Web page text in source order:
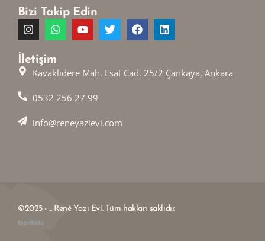
Bizi Takip Edin
İletişim
Kavaklıdere Mah. Esat Cad. 25/2 Çankaya, Ankara
0532 256 27 99
info@reneyazievi.com
©2025 - ... René Yazı Evi. Tüm hakları saklıdır.